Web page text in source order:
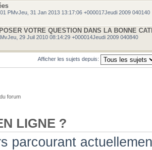
PMvJeu, 31 Jan 2013 13:17:06 +000017Jeudi 2009 040140
VOTRE QUESTION DANS LA BONNE
29 Juil 2010 08:14:29 +000014Jeudi 2009 040840
Afficher les sujets depuis:
forum
LIGNE ?
parcourant